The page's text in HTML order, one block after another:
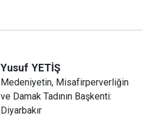
Yusuf YETİŞ
Medeniyetin, Misafirperverliğin
ve Damak Tadının Başkenti:
Diyarbakır